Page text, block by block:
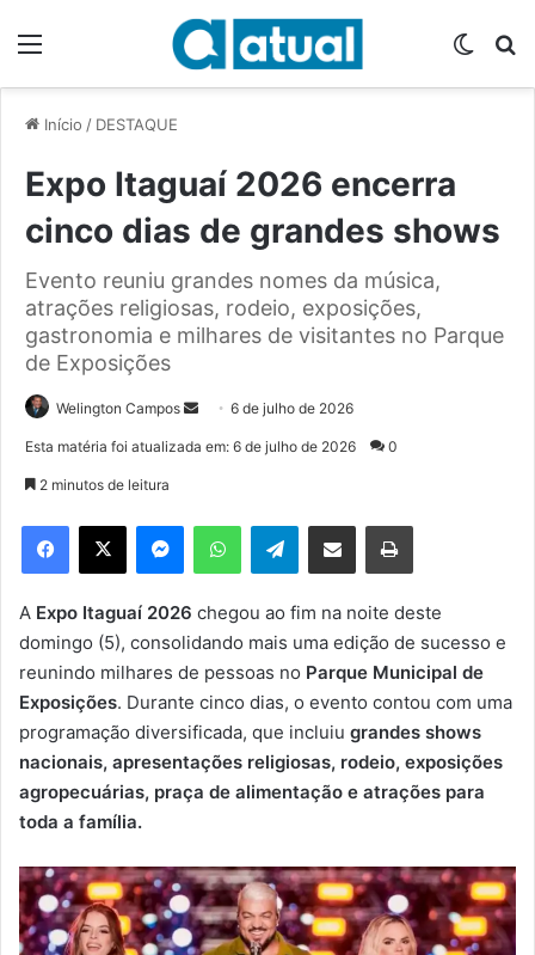
Início / DESTAQUE
Expo Itaguaí 2026 encerra
cinco dias de grandes shows
Evento reuniu grandes nomes da música,
atrações religiosas, rodeio, exposições,
gastronomia e milhares de visitantes no Parque
de Exposições
Welington Campos
e
m
e
-
m
a
i
6 de julho de 2026
Esta matéria foi atualizada em: 6 de julho de 2026 0
2 minutos de leitura
Telegram
A Expo Itaguaí 2026 chegou ao fim na noite deste
domingo (5), consolidando mais uma edição de sucesso e
reunindo milhares de pessoas no Parque Municipal de
Exposições. Durante cinco dias, o evento contou com uma
programação diversificada, que incluiu grandes shows
nacionais, apresentações religiosas, rodeio, exposições
agropecuárias, praça de alimentação e atrações para
toda a família.